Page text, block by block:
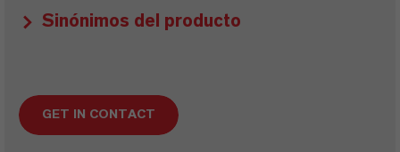
Sinónimos del producto
GET IN CONTACT